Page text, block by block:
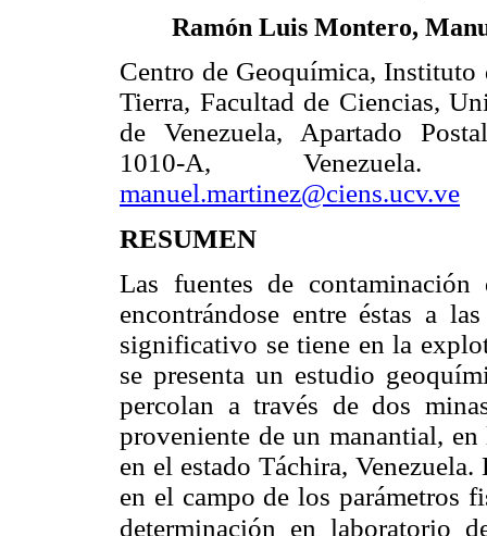
Ramón Luis Montero,
Centro de Geoquímica, Instituto
Tierra, Facultad de Ciencias,
de Venezuela, Apartado
1010-A,
manuel.martinez@ciens.ucv.ve
RESUMEN
Las fuentes de contaminación
encontrándose entre éstas a
significativo se tiene en la
se presenta un estudio
percolan a través de dos
proveniente de un manantial,
en el estado Táchira,
en el campo de los parámetros
determinación en laboratorio